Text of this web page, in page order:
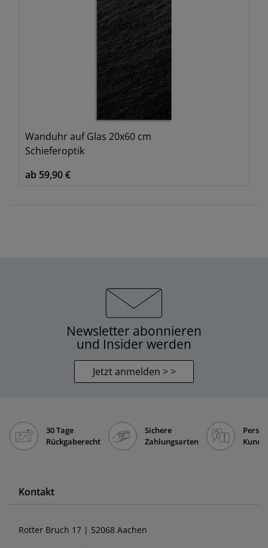
Wanduhr auf Glas 20x60 cm
Schieferoptik
ab 59,90 €
Newsletter abonnieren
und Insider werden
Jetzt anmelden > >
30 Tage
Rückgaberecht
Sichere
Zahlungsarten
Kontakt
Rotter Bruch 17 | 52068 Aachen